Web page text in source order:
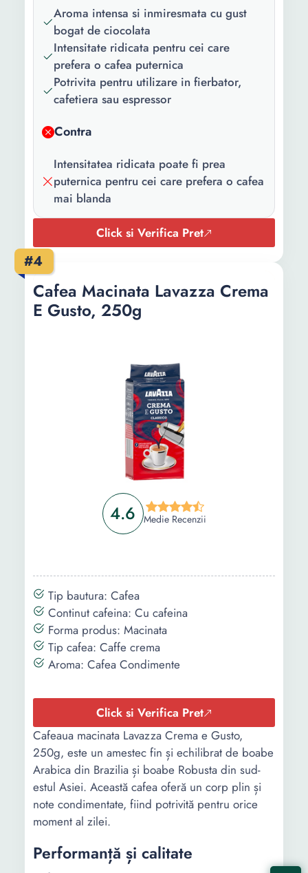
Destinat
pentru:
Fierbator Cafetiera
Espressor
Tara de
origine:
Brazilia
Greutate: 500 g
Aroma intensa si inmiresmata cu gust
bogat de ciocolata
Intensitate ridicata pentru cei care
prefera o cafea puternica
Potrivita pentru utilizare in fierbator,
cafetiera sau espressor
Contra
Intensitatea ridicata poate fi prea
puternica pentru cei care prefera o cafea
mai blanda
Click si Verifica Pret
#4
4.6 Medie Recenzii
Cafea Macinata Lavazza Crema
E Gusto, 250g
Tip bautura: Cafea
Continut cafeina: Cu cafeina
Forma produs: Macinata
Tip cafea: Caffe crema
Aroma: Cafea Condimente
Click si Verifica Pret
Cafeaua macinata Lavazza Crema e Gusto,
250g, este un amestec fin și echilibrat de boabe
Arabica din Brazilia și boabe Robusta din sud-
estul Asiei. Această cafea oferă un corp plin și
note condimentate, fiind potrivită pentru orice
moment al zilei.
Performanță și calitate